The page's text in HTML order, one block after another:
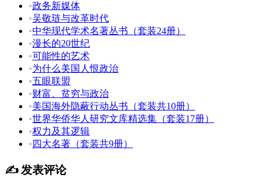
•政务新媒体
•吴敬琏与改革时代
•中华现代学术名著丛书（套装24册）
•漫长的20世纪
•可能性的艺术
•为什么美国人恨政治
•五眼联盟
•财富、贫穷与政治
•美国海外隐蔽行动丛书（套装共10册）
•世界华侨华人研究文库精选集（套装17册）
•权力及其逻辑
• 四大名著（套装共9册）
✍️ 发表评论